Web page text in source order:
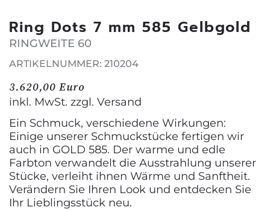
Ring Dots 7 mm 585 Gelbgold
RINGWEITE 60
ARTIKELNUMMER: 210204
3.620,00 Euro
inkl. MwSt. zzgl. Versand
Ein Schmuck, verschiedene Wirkungen:
Einige unserer Schmuckstücke fertigen wir
auch in GOLD 585. Der warme und edle
Farbton verwandelt die Ausstrahlung unserer
Stücke, verleiht ihnen Wärme und Sanftheit.
Verändern Sie Ihren Look und entdecken Sie
Ihr Lieblingsstück neu.